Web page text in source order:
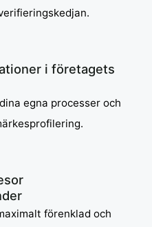
i företagets
egna processer och
förenklad och